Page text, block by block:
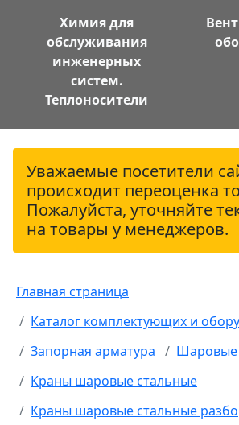
Химия для
обслуживания
инженерных
систем.
Теплоносители
Уважаемые посетители
происходит переоценка
Пожалуйста, уточняйте
на товары у менеджеров.
Главная страница
Каталог комплектующих и
Запорная арматура
Шаровые
Краны шаровые стальные
Краны шаровые стальные